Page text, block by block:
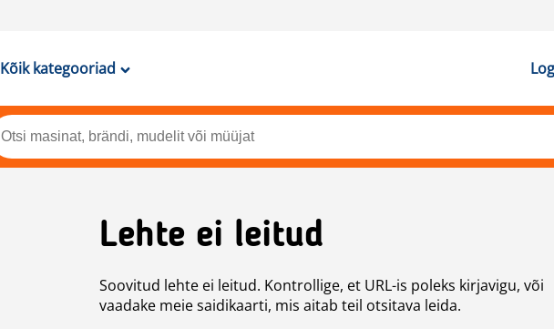
Kõik kategooriad
Lehte ei leitud
Soovitud lehte ei leitud. Kontrollige, et URL-is poleks kirjavigu, või
vaadake meie saidikaarti, mis aitab teil otsitava leida.